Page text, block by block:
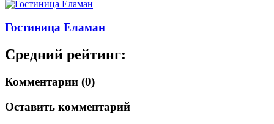
Гостиница Еламан
Средний рейтинг:
Комментарии (0)
Оставить комментарий